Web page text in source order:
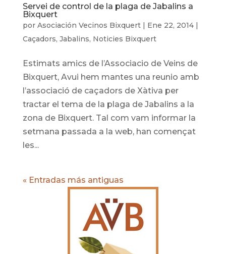
Servei de control de la plaga de Jabalins a
Bixquert
por Asociación Vecinos Bixquert| Ene 22, 2014|
Caçadors, Jabalins, Noticies Bixquert
Estimats amics de l’Associacio de Veins de
Bixquert, Avui hem mantes una reunio amb
l’associació de caçadors de Xàtiva per
tractar el tema de la plaga de Jabalins a la
zona de Bixquert. Tal com vam informar la
setmana passada a la web, han començat
les...
« Entradas más antiguas